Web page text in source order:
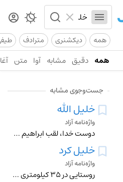
همه دیکشنری مترادف
همه دقیق مشابه آوا متن
جست‌وجوی مشابه
خلیل الله
واژه‌نامه آزاد
دوست خدا، لقب ابراهیم پیامبر
خلیل کرد
واژه‌نامه آزاد
روستایی در 35 کیلومتری همدان - سنندج از توابع بخش صالح آباد شهرستان بهار استان همدان است که در حال حاضر (1395) حدود 200 خانوار و 1000 نفر سکنه دارد . باغ انگور